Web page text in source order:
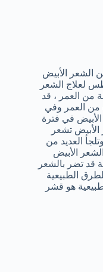
الشعر الأبيض
لعلاج الشعر
من العمر ، قد
من العمر وفي
في فترة
تشعر
العديد من
الأبيض
قد تضر بالشعر
الطبيعية
هو قشر